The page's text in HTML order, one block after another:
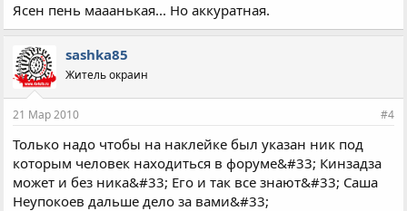
Ясен пень мааанькая... Но аккуратная.
sashka85
Житель окраин
21 Мар 2010 #4
Только надо чтобы на наклейке был указан ник под
которым человек находиться в форуме&#33; Кинзадза
может и без ника&#33; Его и так все знают&#33; Саша
Неупокоев дальше дело за вами&#33;